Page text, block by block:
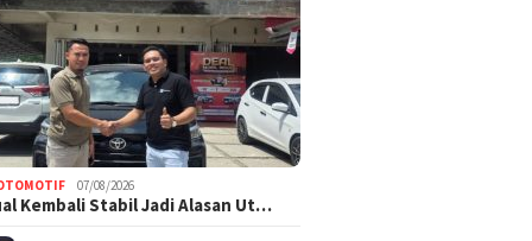
07/08/2026
Kembali Stabil Jadi Alasan Ut…